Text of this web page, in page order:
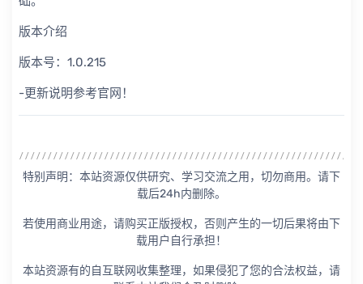
版本介绍
版本号：1.0.215
-更新说明参考官网！
特别声明：本站资源仅供研究、学习交流之用，切勿商用。请下
载后24h内删除。
若使用商业用途，请购买正版授权，否则产生的一切后果将由下
载用户自行承担！
本站资源有的自互联网收集整理，如果侵犯了您的合法权益，请